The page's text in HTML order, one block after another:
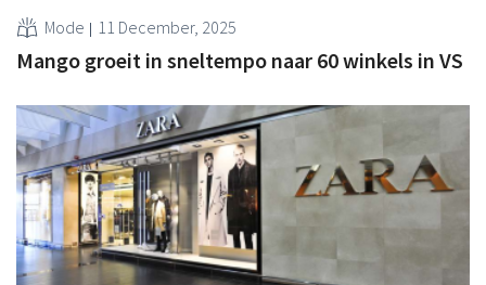
Mode 11 December, 2025
Mango groeit in sneltempo naar 60 winkels in VS